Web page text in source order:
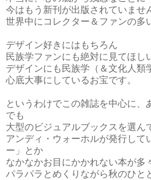
今はもう新刊が出版されていませ
世界中にコレクター＆ファンの多
デザイン好きにはもちろん
民族学ファンにも絶対に見てほし
デザインにも民族学（＆文化人類
心底大事にしているお宝です。
というわけでこの雑誌を中心に、
でも
大型のビジュアルブックスを選ん
アンディ・ウォーホルが発行して
ー」とか
なかなかお目にかかれない本が多
パラパラとめくりながら秋のひと